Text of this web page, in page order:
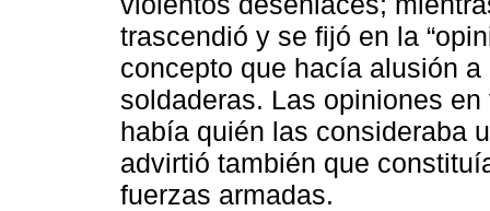
trascendió y se fijó en la
concepto que hacía alusión
soldaderas. Las opiniones
había quién las consideraba
advirtió también que
fuerzas armadas.